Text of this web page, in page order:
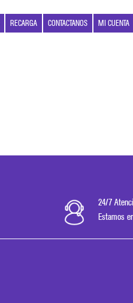
RECARGA CONTACTANOS MI CUENTA
24/7
Estamos